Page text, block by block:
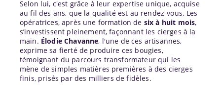
Selon lui, c'est grâce à leur expertise unique, acquise
au fil des ans, que la qualité est au rendez-vous. Les
opératrices, après une formation de six à huit mois,
s’investissent pleinement, façonnant les cierges à la
main. Élodie Chavanne, l'une de ces artisannes,
exprime sa fierté de produire ces bougies,
témoignant du parcours transformateur qui les
mène de simples matières premières à des cierges
finis, prisés par des milliers de fidèles.